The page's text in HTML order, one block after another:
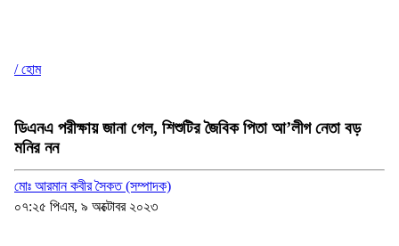
/ হোম
ডিএনএ পরীক্ষায় জানা গেল, শিশুটির জৈবিক পিতা আ’লীগ নেতা বড়
মনির নন
মোঃ আরমান কবীর সৈকত (সম্পাদক)
০৭:২৫ পিএম, ৯ অক্টোবর ২০২৩